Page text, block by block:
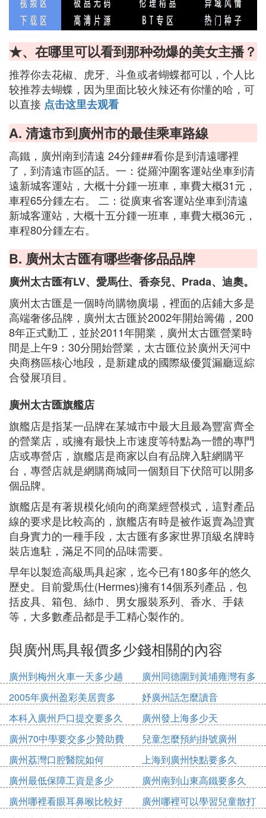
★、在哪里可以看到那种劲爆的美女主播？
推荐你去花椒、虎牙、斗鱼或者蝴蝶都可以，个人比
较推荐去蝴蝶，因为里面比较火辣还有你懂的哈，可
以直接 点击这里去观看
A. 清遠市到廣州市的最佳乘車路線
高鐵，廣州南到清遠 24分鍾##看你是到清遠哪裡
了，到清遠市區的話。一：從羅沖圍客運站坐車到清
遠新城客運站，大概十分鍾一班車，車費大概31元，
車程65分鍾左右。 二：從廣東省客運站坐車到清遠
新城客運站，大概十五分鍾一班車，車費大概36元，
車程80分鍾左右。
B. 廣州太古匯有哪些奢侈品品牌
廣州太古匯有LV、愛馬仕、香奈兒、Prada、迪奧。
廣州太古匯是一個時尚購物廣場，裡面的店鋪大多是
高端奢侈品牌，廣州太古匯於2002年開始籌備，200
8年正式動工，並於2011年開業，廣州太古匯營業時
間是上午9：30分開始營業，太古匯位於廣州天河中
央商務區核心地段，是新建成的國際級優質漏廳逗綜
合發展項目。
廣州太古匯旗艦店
旗艦店是指某一品牌在某城市中最大且最為豐富齊全
的營業店，或擁有最快上市速度等特點為一體的專門
店或專營店，旗艦店是商家以自有品牌入駐網購平
台，專營店就是網購商城同一個類目下伏陪可以開多
個品牌。
旗艦店是有著規模化傾向的商業經營模式，這對產品
線的要求是比較高的，旗艦店有時是被作返賣為證實
自身實力的一種手段，太古匯有多家世界頂級名牌時
裝店進駐，滿足不同的品味需要。
早年以製造高級馬具起家，迄今已有180多年的悠久
歷史。目前愛馬仕(Hermes)擁有14個系列產品，包
括皮具、箱包、絲巾、男女服裝系列、香水、手錶
等，大多數產品都是手工精心製作的。
與廣州馬具報價多少錢相關的內容
廣州到梅州火車一天多少趟
廣州同德圍到黃埔雍灣有多
少公里
2005年廣州盈彩美居賣多
少錢
妤廣州話怎麼讀音
本科入廣州戶口提交要多久
廣州發上海多少天
廣州70中學要交多少贊助費
兒童怎麼預約掛號廣州
廣州荔灣口腔醫院如何
上海到廣州快點要多久
廣州最低保障工資是多少
2020
廣州南到山東高鐵要多久
廣州哪裡看眼耳鼻喉比較好
廣州哪裡可以學習兒童散打